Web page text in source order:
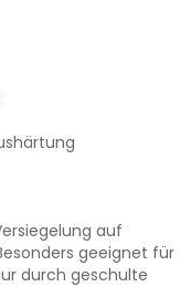
auf
geeignet für
durch geschulte